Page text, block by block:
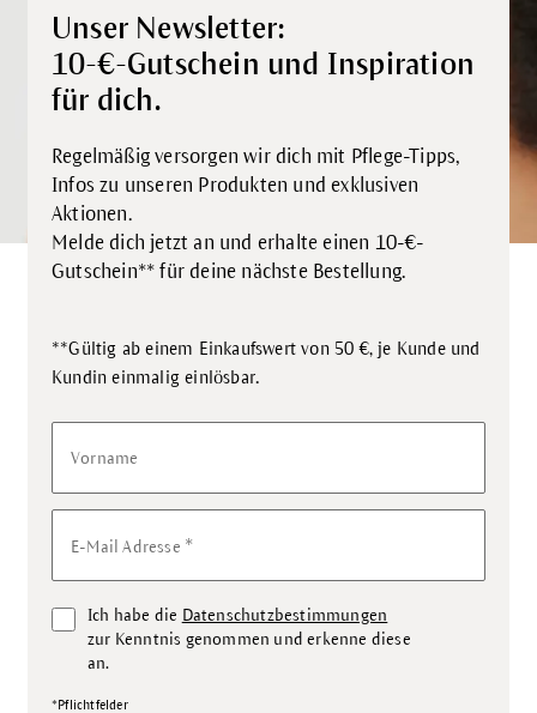
Unser Newsletter:
10-€-Gutschein und Inspiration
für dich.
Regelmäßig versorgen wir dich mit Pflege-Tipps,
Infos zu unseren Produkten und exklusiven
Aktionen.
Melde dich jetzt an und erhalte einen 10-€-
Gutschein** für deine nächste Bestellung.
**Gültig ab einem Einkaufswert von 50 €, je Kunde und
Kundin einmalig einlösbar.
Vorname
E-Mail Adresse *
Ich habe die Datenschutzbestimmungen
zur Kenntnis genommen und erkenne diese
an.
*Pflichtfelder